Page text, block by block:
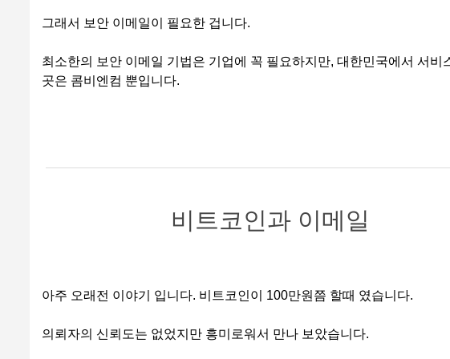
그래서 보안 이메일이 필요한 겁니다.
최소한의 보안 이메일 기법은 기업에 꼭 필요하지만, 대한민국에서 서비
곳은 콤비엔컴 뿐입니다.
비트코인과 이메일
아주 오래전 이야기 입니다. 비트코인이 100만원쯤 할때 였습니다.
의뢰자의 신뢰도는 없었지만 흥미로워서 만나 보았습니다.